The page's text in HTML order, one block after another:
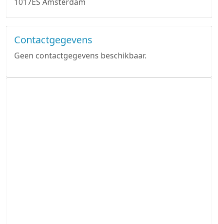
Contactgegevens
Geen contactgegevens beschikbaar.